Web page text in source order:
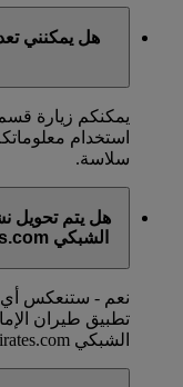
هل يمكنني
يمكنكم زيارة
استخدام
سلاسة.
هل يتم تحويل
الشبكي emirates.com على متصفح جهازي المتحرك؟
نعم - ستنعكس أي
تطبيق طيران
الشبكي emirates.com على متصفح جهازكم المتحرك.